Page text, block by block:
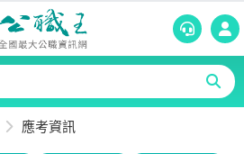
應考資訊